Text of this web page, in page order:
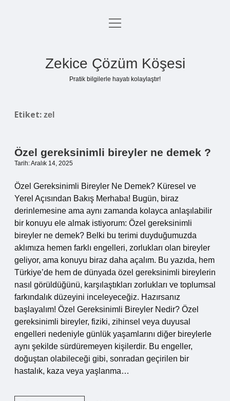
Anasayfa
Yasal Uyarı
menüyü
Zekice Çözüm Köşesi
Pratik bilgilerle hayatı kolaylaştır!
Etiket: zel
Özel gereksinimli bireyler ne demek ?
Tarih: Aralık 14, 2025
Özel Gereksinimli Bireyler Ne Demek? Küresel ve
Yerel Açısından Bakış Merhaba! Bugün, biraz
derinlemesine ama aynı zamanda kolayca anlaşılabilir
bir konuyu ele almak istiyorum: Özel gereksinimli
bireyler ne demek? Belki bu terimi duyduğumuzda
aklımıza hemen farklı engelleri, zorlukları olan bireyler
geliyor, ama konuyu biraz daha açalım. Bu yazıda, hem
Türkiye’de hem de dünyada özel gereksinimli bireylerin
nasıl görüldüğünü, karşılaştıkları zorlukları ve toplumsal
farkındalık düzeyini inceleyeceğiz. Hazırsanız
başlayalım! Özel Gereksinimli Bireyler Nedir? Özel
gereksinimli bireyler, fiziki, zihinsel veya duyusal
engelleri nedeniyle günlük yaşamlarını diğer bireylerle
aynı şekilde sürdüremeyen kişilerdir. Bu engeller,
doğuştan olabileceği gibi, sonradan geçirilen bir
hastalık, kaza veya yaşlanma…